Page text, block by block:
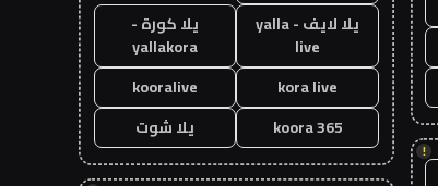
!
يلا لايف - yalla
live
يلا كورة -
yallakora
kora live
kooralive
koora 365
يلا شوت